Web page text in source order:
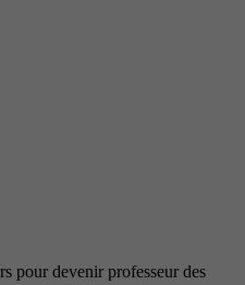
pour devenir professeur des